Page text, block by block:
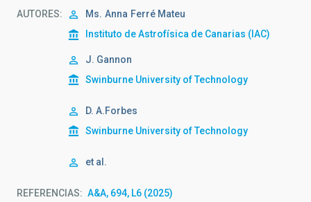
AUTORES Ms. Anna Ferré Mateu
Instituto de Astrofísica de Canarias (IAC)
J. Gannon
Swinburne University of Technology
D. A.Forbes
Swinburne University of Technology
et al.
REFERENCIAS A&A, 694, L6 (2025)